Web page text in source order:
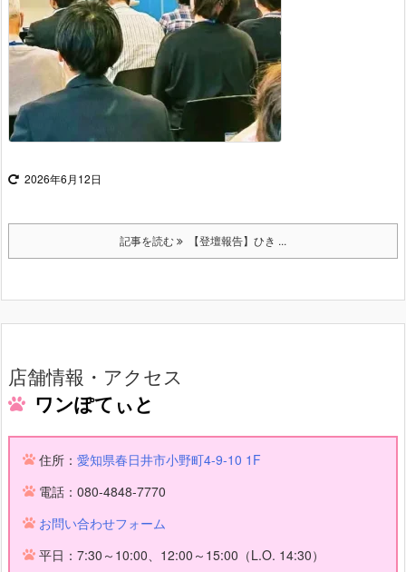
2026年6月12日
記事を読む 【登壇報告】ひき ...
店舗情報・アクセス
ワンぽてぃと
住所：愛知県春日井市小野町4-9-10 1F
電話：080-4848-7770
お問い合わせフォーム
平日：7:30～10:00、12:00～15:00（L.O. 14:30）